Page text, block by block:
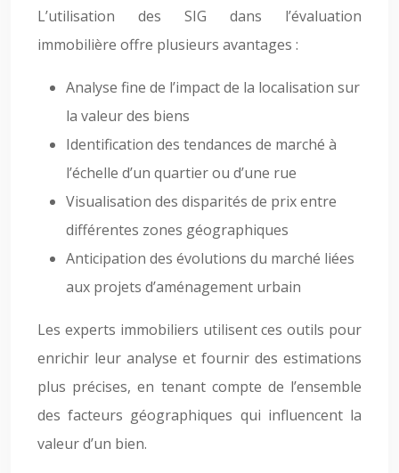
L’utilisation des SIG dans l’évaluation
immobilière offre plusieurs avantages :
Analyse fine de l’impact de la localisation sur
la valeur des biens
Identification des tendances de marché à
l’échelle d’un quartier ou d’une rue
Visualisation des disparités de prix entre
différentes zones géographiques
Anticipation des évolutions du marché liées
aux projets d’aménagement urbain
Les experts immobiliers utilisent ces outils pour
enrichir leur analyse et fournir des estimations
plus précises, en tenant compte de l’ensemble
des facteurs géographiques qui influencent la
valeur d’un bien.